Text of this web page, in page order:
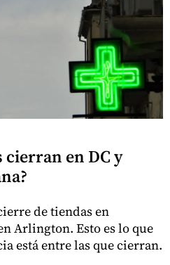
cierran en DC y
de tiendas en
Arlington. Esto es lo que
está entre las que cierran.